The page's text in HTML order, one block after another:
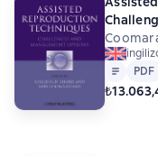
Metin
PDF
PDF